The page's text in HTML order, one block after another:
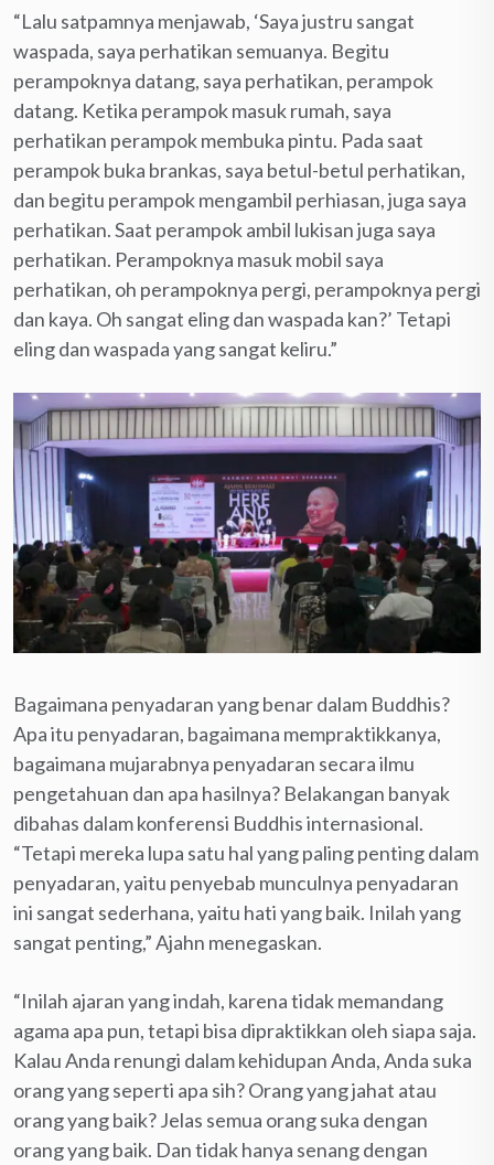
“Lalu satpamnya menjawab, ‘Saya justru sangat
waspada, saya perhatikan semuanya. Begitu
perampoknya datang, saya perhatikan, perampok
datang. Ketika perampok masuk rumah, saya
perhatikan perampok membuka pintu. Pada saat
perampok buka brankas, saya betul-betul perhatikan,
dan begitu perampok mengambil perhiasan, juga saya
perhatikan. Saat perampok ambil lukisan juga saya
perhatikan. Perampoknya masuk mobil saya
perhatikan, oh perampoknya pergi, perampoknya pergi
dan kaya. Oh sangat eling dan waspada kan?’ Tetapi
eling dan waspada yang sangat keliru.”
Bagaimana penyadaran yang benar dalam Buddhis?
Apa itu penyadaran, bagaimana mempraktikkanya,
bagaimana mujarabnya penyadaran secara ilmu
pengetahuan dan apa hasilnya? Belakangan banyak
dibahas dalam konferensi Buddhis internasional.
“Tetapi mereka lupa satu hal yang paling penting dalam
penyadaran, yaitu penyebab munculnya penyadaran
ini sangat sederhana, yaitu hati yang baik. Inilah yang
sangat penting,” Ajahn menegaskan.
“Inilah ajaran yang indah, karena tidak memandang
agama apa pun, tetapi bisa dipraktikkan oleh siapa saja.
Kalau Anda renungi dalam kehidupan Anda, Anda suka
orang yang seperti apa sih? Orang yang jahat atau
orang yang baik? Jelas semua orang suka dengan
orang yang baik. Dan tidak hanya senang dengan